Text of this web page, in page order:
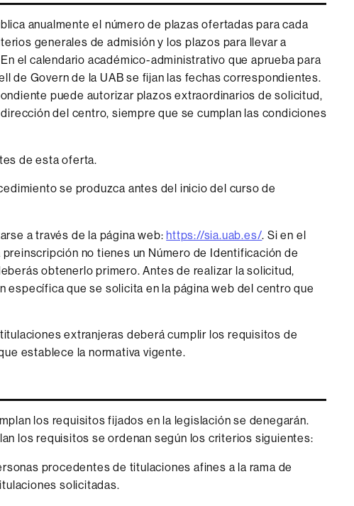
anualmente el número de plazas ofertadas para cada
generales de admisión y los plazos para llevar a
el calendario académico-administrativo que aprueba para
de Govern de la UAB se fijan las fechas correspondientes.
puede autorizar plazos extraordinarios de solicitud,
del centro, siempre que se cumplan las condiciones
de esta oferta.
se produzca antes del inicio del curso de
a través de la página web: https://sia.uab.es/. Si en el
no tienes un Número de Identificación de
obtenerlo primero. Antes de realizar la solicitud,
específica que se solicita en la página web del centro que
extranjeras deberá cumplir los requisitos de
establece la normativa vigente.
los requisitos fijados en la legislación se denegarán.
los requisitos se ordenan según los criterios siguientes:
procedentes de titulaciones afines a la rama de
solicitadas.